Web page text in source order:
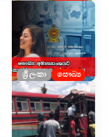
ශ්‍රී ලංකා සෞඛ්‍ය